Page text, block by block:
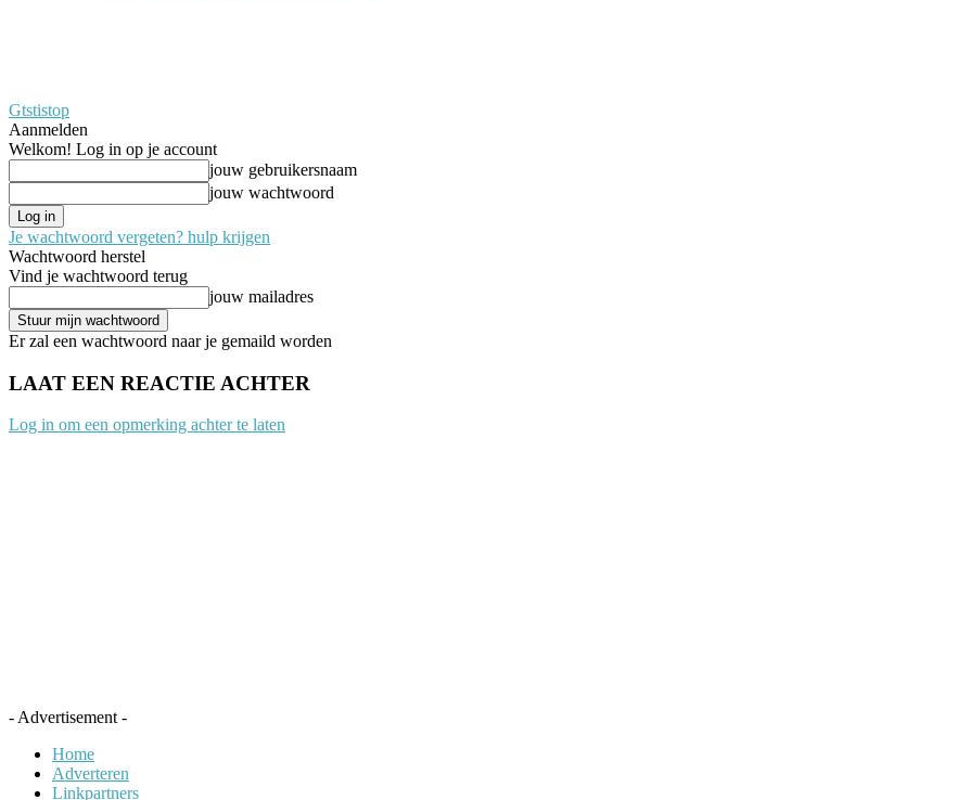
Gtstistop
Aanmelden
Welkom! Log in op je account
jouw gebruikersnaam
jouw wachtwoord
Je wachtwoord vergeten? hulp krijgen
Wachtwoord herstel
Vind je wachtwoord terug
jouw mailadres
Er zal een wachtwoord naar je gemaild worden
LAAT EEN REACTIE ACHTER
Log in om een opmerking achter te laten
- Advertisement -
Home
Adverteren
Linkpartners